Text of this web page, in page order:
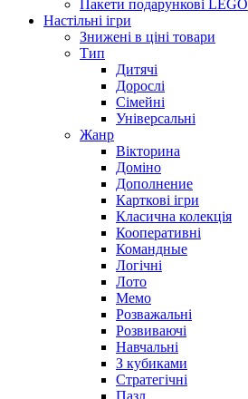
Пакети подарункові LEGO
Настільні ігри
Знижені в ціні товари
Тип
Дитячі
Дорослі
Сімейні
Універсальні
Жанр
Вікторина
Доміно
Дополнение
Карткові ігри
Класична колекція
Кооперативні
Командные
Логічні
Лото
Мемо
Розважальні
Розвиваючі
Навчальні
З кубиками
Стратегічні
Пазл